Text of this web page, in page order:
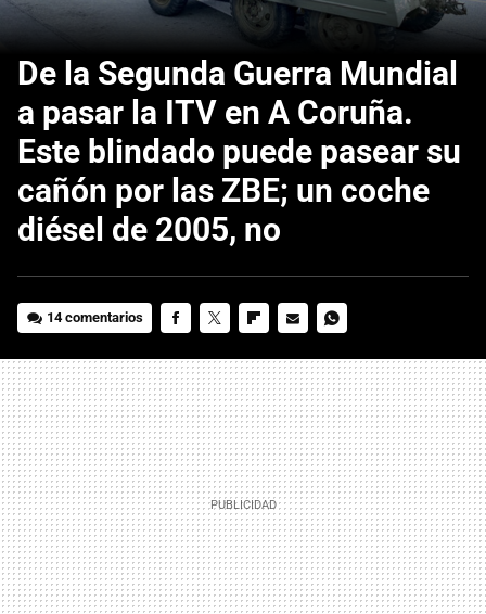
De la Segunda Guerra Mundial
a pasar la ITV en A Coruña.
Este blindado puede pasear su
cañón por las ZBE; un coche
diésel de 2005, no
14 comentarios
MAIL